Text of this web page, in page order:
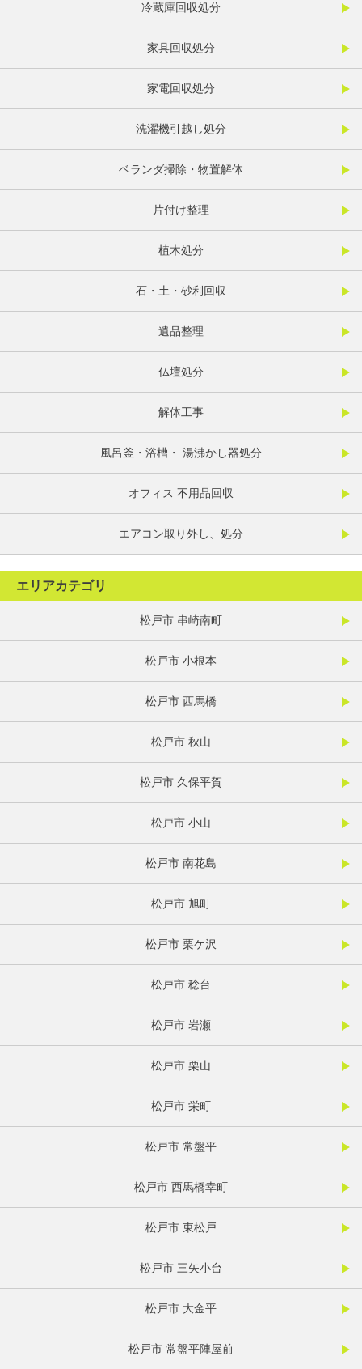
冷蔵庫回収処分
家具回収処分
家電回収処分
洗濯機引越し処分
ベランダ掃除・物置解体
片付け整理
植木処分
石・土・砂利回収
遺品整理
仏壇処分
解体工事
風呂釜・浴槽・ 湯沸かし器処分
オフィス 不用品回収
エアコン取り外し、処分
エリアカテゴリ
松戸市 串崎南町
松戸市 小根本
松戸市 西馬橋
松戸市 秋山
松戸市 久保平賀
松戸市 小山
松戸市 南花島
松戸市 旭町
松戸市 栗ケ沢
松戸市 稔台
松戸市 岩瀬
松戸市 栗山
松戸市 栄町
松戸市 常盤平
松戸市 西馬橋幸町
松戸市 東松戸
松戸市 三矢小台
松戸市 大金平
松戸市 常盤平陣屋前